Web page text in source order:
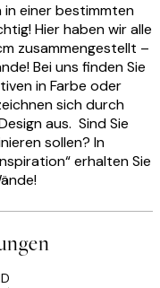
in einer bestimmten
Hier haben wir alle
zusammengestellt –
Bei uns finden Sie
in Farbe oder
sich durch
aus. Sind Sie
sollen? In
erhalten Sie